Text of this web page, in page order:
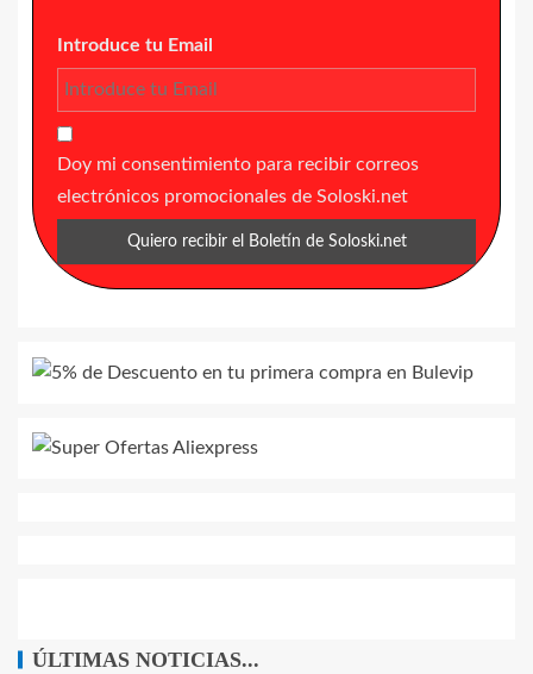
Introduce tu Email
Doy mi consentimiento para recibir correos
electrónicos promocionales de Soloski.net
ÚLTIMAS NOTICIAS...